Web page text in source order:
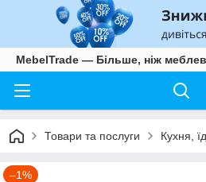
MebelTrade — Більше, ніж
Товари та послуги Кухня,
–1%